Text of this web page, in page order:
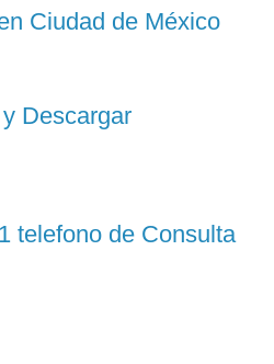
Ciudad de México
Descargar
telefono de Consulta